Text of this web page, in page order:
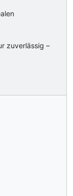
zuverlässig –